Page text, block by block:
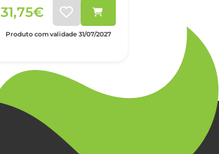
31,75€
Produto com validade 31/07/2027 Produto com